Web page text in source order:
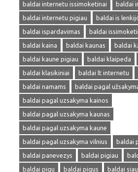
baldai internetu issimoketinai
baldai
baldai internetu pigiau
baldai is
baldai ispardavimas
baldai
baldai kaina
baldai kaunas
baldai
baldai kaune pigiau
baldai klaipeda
baldai klasikiniai
baldai lt internetu
baldai namams
baldai pagal
baldai pagal uzsakyma kainos
baldai pagal uzsakyma kaunas
baldai pagal uzsakyma kaune
baldai pagal uzsakyma vilnius
baldai
baldai panevezys
baldai pigiau
baldai pigu
baldai pigus baldai